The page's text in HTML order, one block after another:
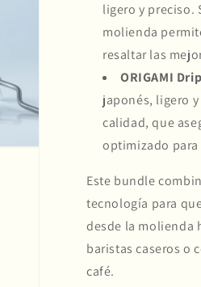
ligero y preciso.
molienda
resaltar las
ORIGAMI
japonés, ligero
calidad, que
optimizado para
Este bundle
tecnología para
desde la molienda
baristas caseros o
café.
a meses sin
y
elige pagar con
aprobación.
nuestra
Ayuda.